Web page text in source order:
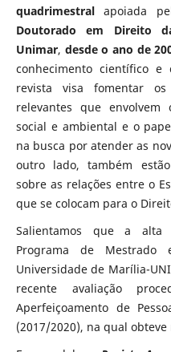
quadrimestralapoiada
Doutorado em Direito
Unimar, desde o ano de
conhecimento científico
revista visa fomentar
relevantes que envolvem
social e ambiental e o
na busca por atender as
outro lado, também
sobre as relações entre o
que se colocam para o
Salientamos que a
Programa de
Universidade de Marília-
recente avaliação
Aperfeiçoamento de
(2017/2020), na qual obteve